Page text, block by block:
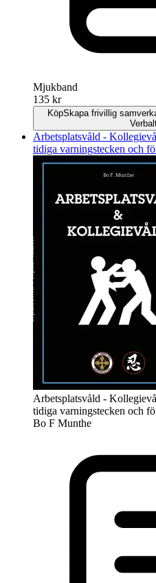
Mjukband
135 kr
KöpSkapa frivillig
Arbetsplatsvåld -
tidiga varningstecken och
Arbetsplatsvåld -
tidiga varningstecken och
Bo F Munthe